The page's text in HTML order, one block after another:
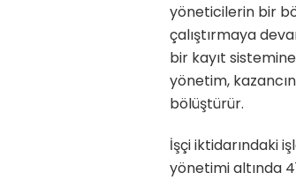
yöneticilerin bir
çalıştırmaya
bir kayıt
yönetim,
bölüştürür.
İşçi iktidarındaki
yönetimi altında